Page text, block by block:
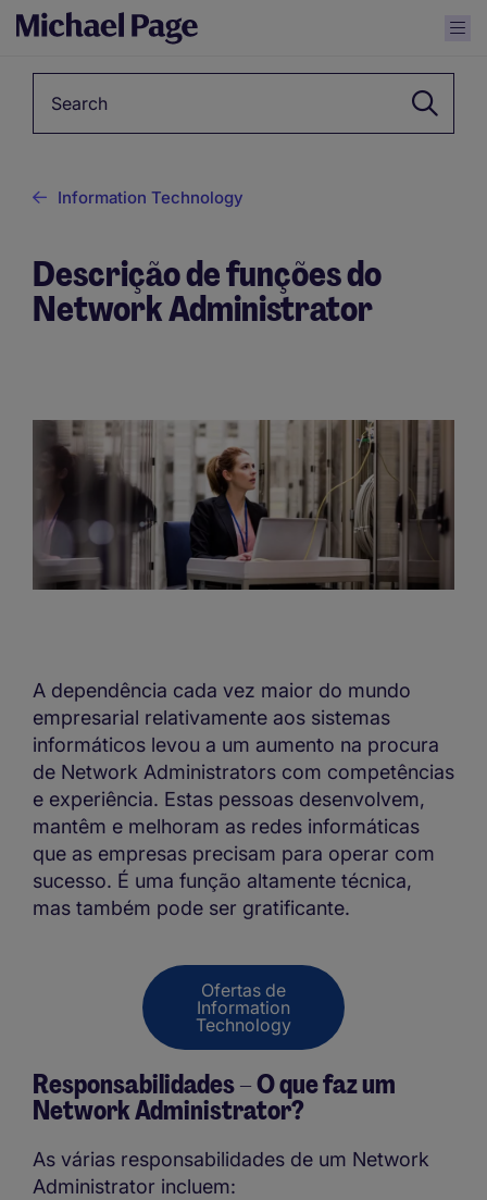
Information Technology
Descrição de funções do
Network Administrator
A dependência cada vez maior do mundo
empresarial relativamente aos sistemas
informáticos levou a um aumento na procura
de Network Administrators com competências
e experiência. Estas pessoas desenvolvem,
mantêm e melhoram as redes informáticas
que as empresas precisam para operar com
sucesso. É uma função altamente técnica,
mas também pode ser gratificante.
Ofertas de
Information
Technology
Responsabilidades – O que faz um
Network Administrator?
As várias responsabilidades de um Network
Administrator incluem: